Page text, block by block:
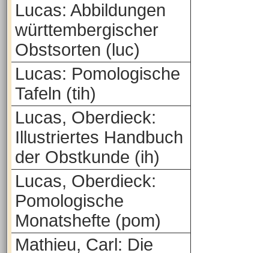
Lucas: Abbildungen
württembergischer
Obstsorten (luc)
Lucas: Pomologische
Tafeln (tih)
Lucas, Oberdieck:
Illustriertes Handbuch
der Obstkunde (ih)
Lucas, Oberdieck:
Pomologische
Monatshefte (pom)
Mathieu, Carl: Die